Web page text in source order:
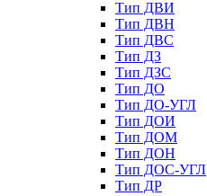
Тип ДВИ
Тип ДВН
Тип ДВС
Тип ДЗ
Тип ДЗС
Тип ДО
Тип ДО-УГЛ
Тип ДОИ
Тип ДОМ
Тип ДОН
Тип ДОС-УГЛ
Тип ДР